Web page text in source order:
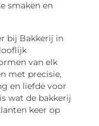
smaken en
bij Bakkerij in
van elk
met precisie,
en liefde voor
wat de bakkerij
keer op